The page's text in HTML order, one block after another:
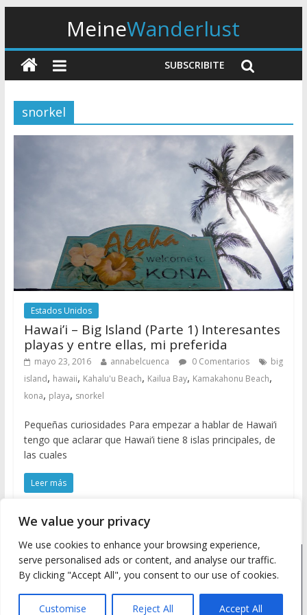
We value your privacy
We use cookies to enhance your browsing experience,
serve personalised ads or content, and analyse our traffic.
By clicking "Accept All", you consent to our use of cookies.
Customise Reject All Accept All
MeineWanderlust
SUBSCRIBITE
snorkel
Estados Unidos
Hawai’i – Big Island (Parte 1) Interesantes
playas y entre ellas, mi preferida
mayo 23, 2016 annabelcuenca 0 Comentarios
big
island, hawaii, Kahalu'u Beach, Kailua Bay, Kamakahonu Beach,
kona, playa, snorkel
Pequeñas curiosidades Para empezar a hablar de Hawai’i
tengo que aclarar que Hawai’i tiene 8 islas principales, de
las cuales
Leer más
Copyright © 2026Meine Wanderlust. Todos los derechos
reservados.
Tema: ColorMag by ThemeGrill. Desarrollado conWordPress